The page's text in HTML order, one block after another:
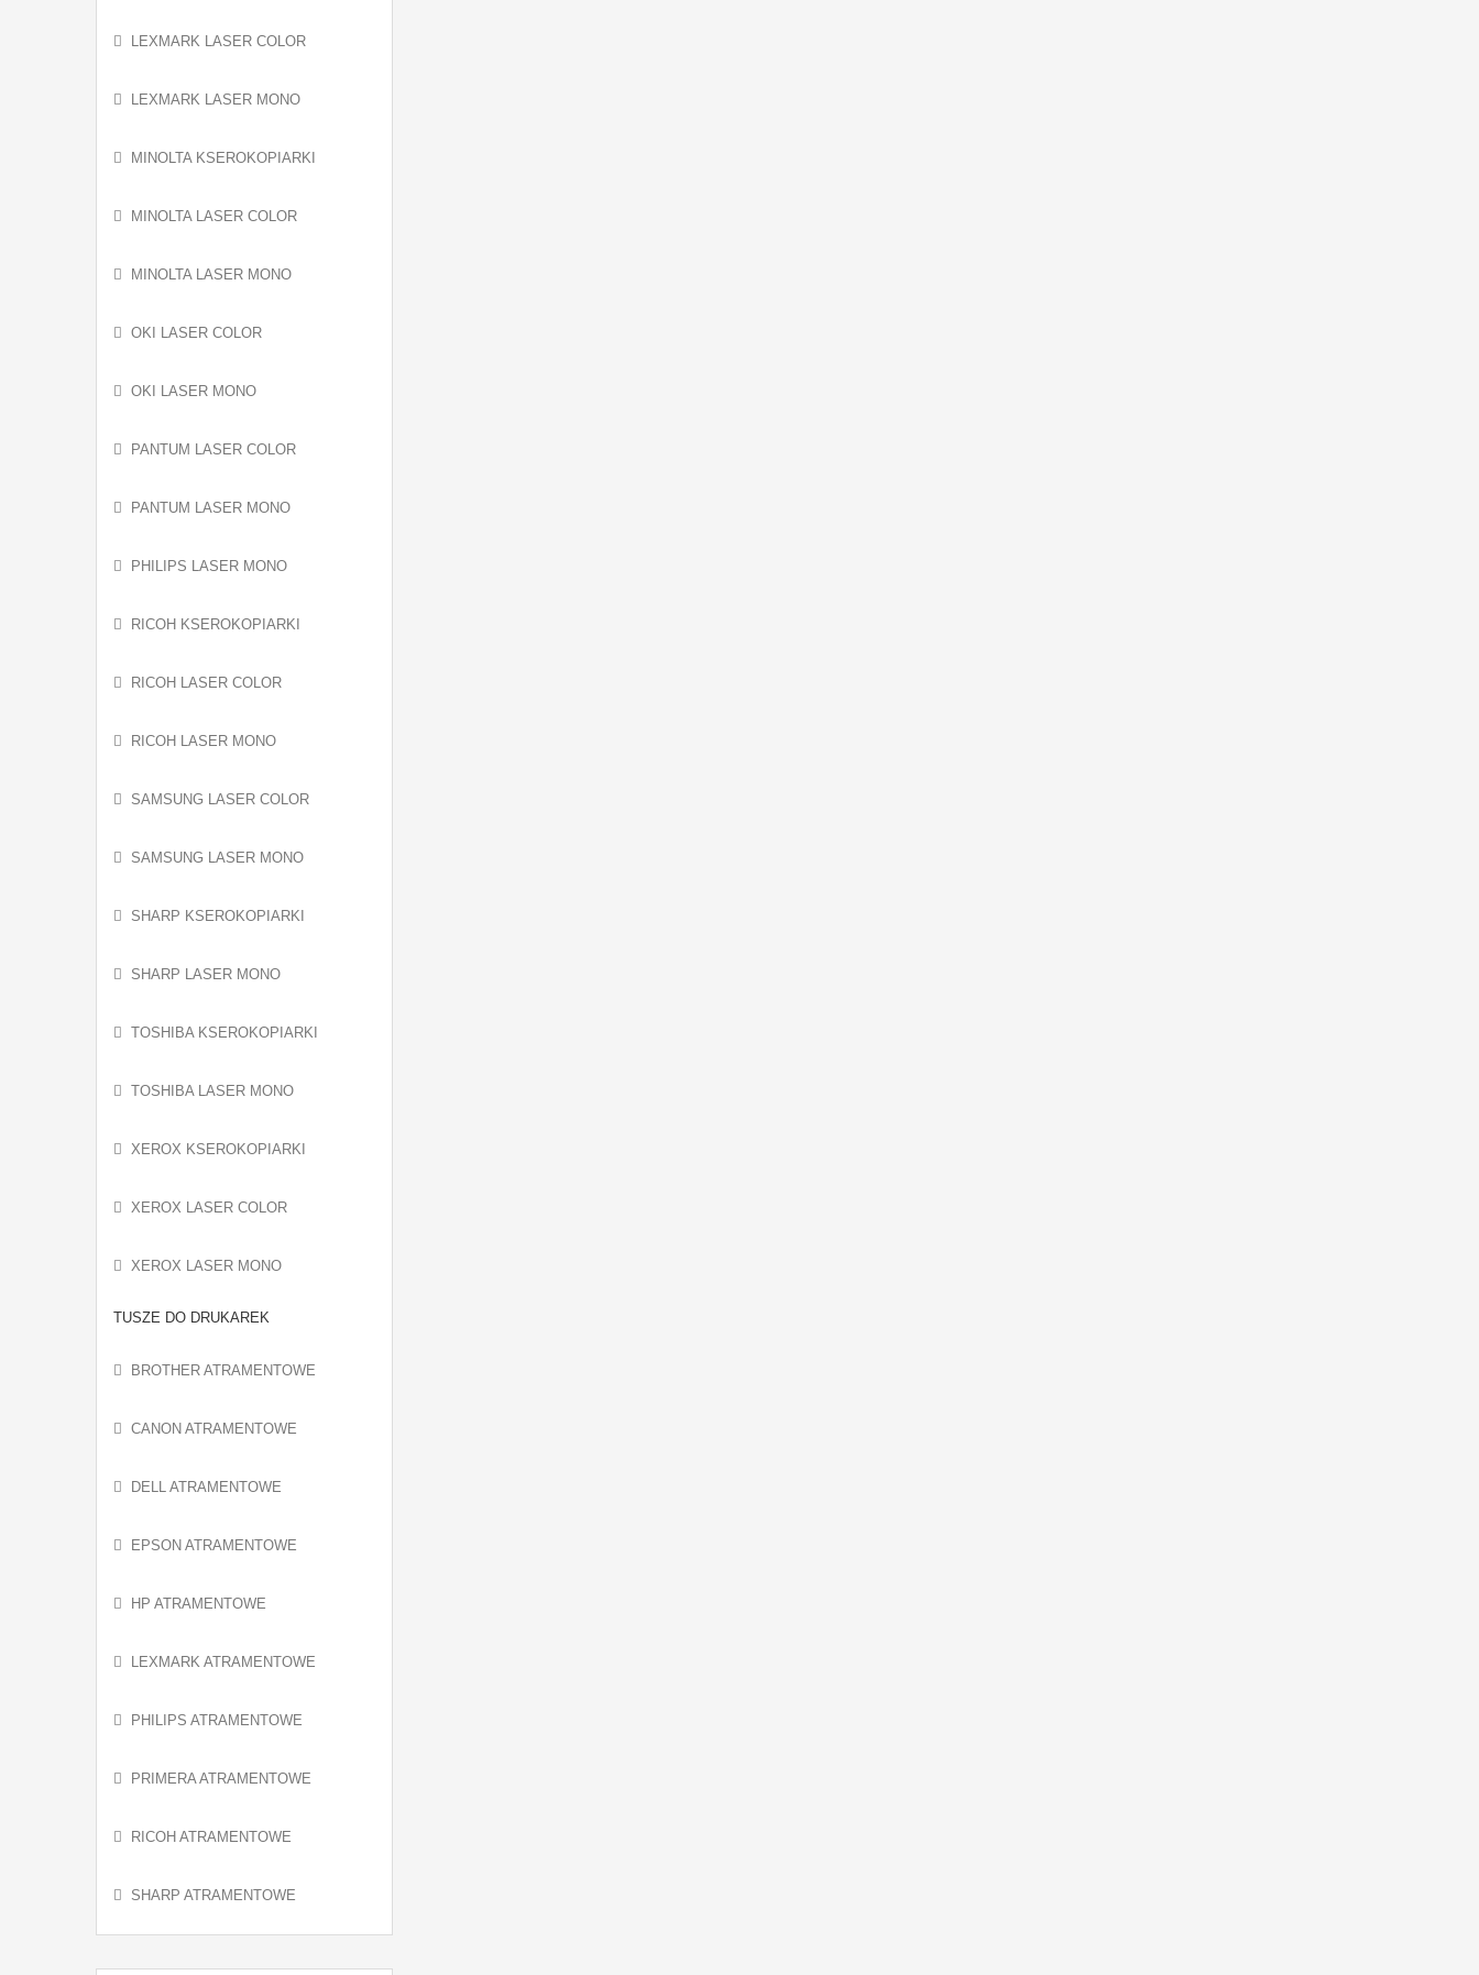
LEXMARK LASER COLOR
LEXMARK LASER MONO
MINOLTA KSEROKOPIARKI
MINOLTA LASER COLOR
MINOLTA LASER MONO
OKI LASER COLOR
OKI LASER MONO
PANTUM LASER COLOR
PANTUM LASER MONO
PHILIPS LASER MONO
RICOH KSEROKOPIARKI
RICOH LASER COLOR
RICOH LASER MONO
SAMSUNG LASER COLOR
SAMSUNG LASER MONO
SHARP KSEROKOPIARKI
SHARP LASER MONO
TOSHIBA KSEROKOPIARKI
TOSHIBA LASER MONO
XEROX KSEROKOPIARKI
XEROX LASER COLOR
XEROX LASER MONO
TUSZE DO DRUKAREK
BROTHER ATRAMENTOWE
CANON ATRAMENTOWE
DELL ATRAMENTOWE
EPSON ATRAMENTOWE
HP ATRAMENTOWE
LEXMARK ATRAMENTOWE
PHILIPS ATRAMENTOWE
PRIMERA ATRAMENTOWE
RICOH ATRAMENTOWE
SHARP ATRAMENTOWE